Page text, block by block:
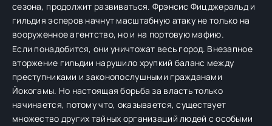
сезона, продолжит развиваться. Фрэнсис Фицджеральд и
гильдия эсперов начнут масштабную атаку не только на
вооруженное агентство, но и на портовую мафию.
Если понадобится, они уничтожат весь город. Внезапное
вторжение гильдии нарушило хрупкий баланс между
преступниками и законопослушными гражданами
Йокогамы. Но настоящая борьба за власть только
начинается, потому что, оказывается, существует
множество других тайных организаций людей с особыми